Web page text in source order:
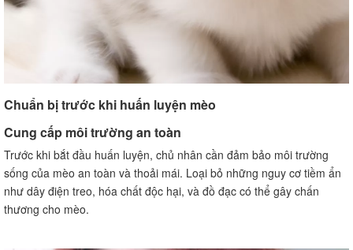
Khi nào nên bắt đầu huấn luyện mèo?
Có phải chỉ người chuyên nghiệp mới có thể huấn
luyện mèo không?
Chuẩn bị trước khi huấn luyện mèo
Cung cấp môi trường an toàn
Trước khi bắt đầu huấn luyện, chủ nhân cần đảm bảo môi trường
sống của mèo an toàn và thoải mái. Loại bỏ những nguy cơ tiềm ẩn
như dây điện treo, hóa chất độc hại, và đồ đạc có thể gây chấn
thương cho mèo.